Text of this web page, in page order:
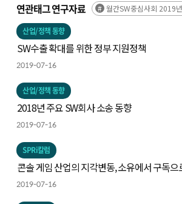
연관태그 연구자료 월간SW중심사회 2019
산업/정책 동향
SW수출 확대를 위한 정부 지원정책
2019-07-16
산업/정책 동향
2018년 주요 SW회사 소송 동향
2019-07-16
SPRi칼럼
콘솔 게임 산업의 지각변동, 소유에서 구독으
2019-07-16